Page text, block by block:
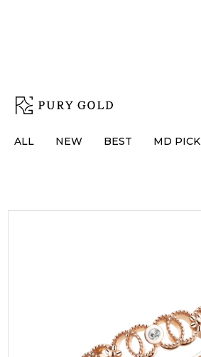
ALL NEW BEST MD PICK